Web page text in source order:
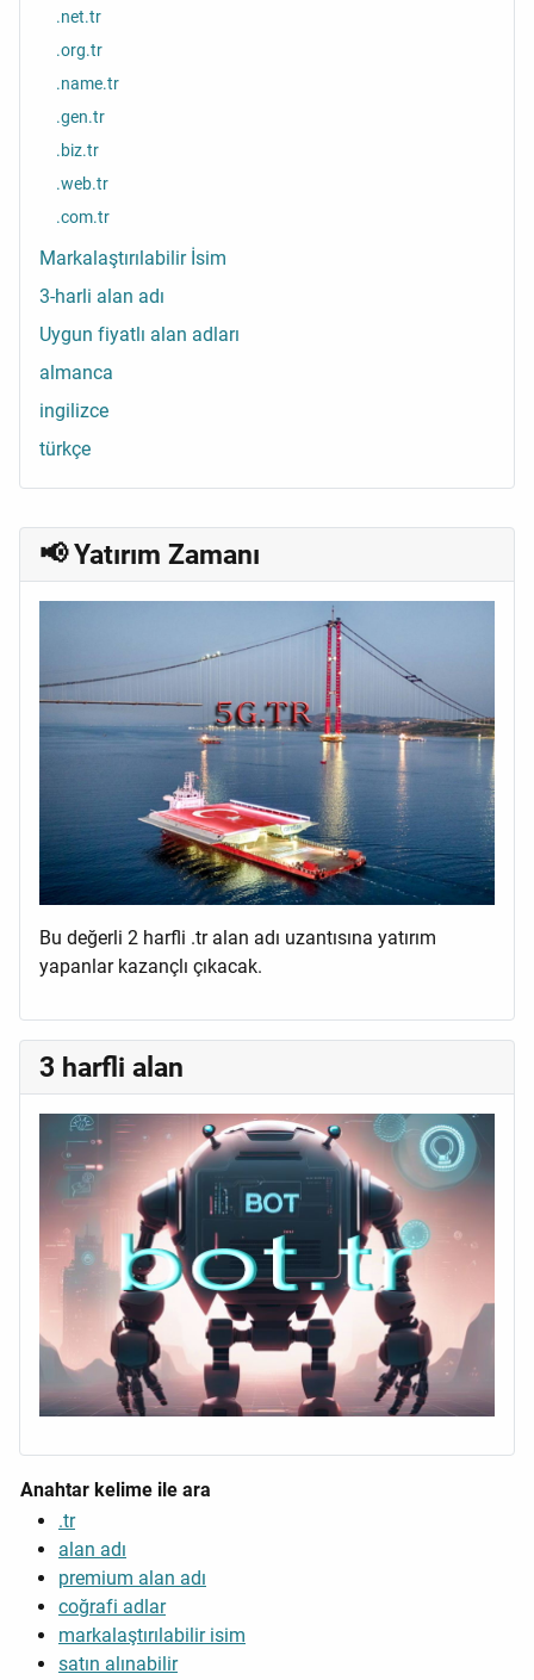
📢 Yatırım Zamanı
Bu değerli 2 harfli .tr alan adı uzantısına yatırım
yapanlar kazançlı çıkacak.
3 harfli alan
Anahtar kelime ile ara
.tr
alan adı
premium alan adı
coğrafi adlar
markalaştırılabilir isim
satın alınabilir
.net.tr
.org.tr
.name.tr
.gen.tr
.biz.tr
.web.tr
.com.tr
Markalaştırılabilir İsim
3-harli alan adı
Uygun fiyatlı alan adları
almanca
ingilizce
türkçe